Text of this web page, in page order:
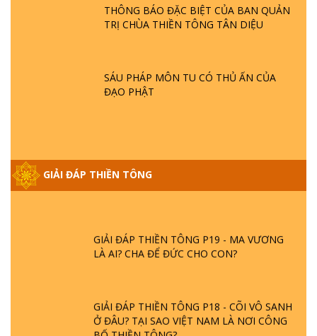
THÔNG BÁO ĐẶC BIỆT CỦA BAN QUẢN
TRỊ CHÙA THIỀN TÔNG TÂN DIỆU
SÁU PHÁP MÔN TU CÓ THỦ ẤN CỦA
ĐẠO PHẬT
GIẢI ĐÁP THIỀN TÔNG
GIẢI ĐÁP THIỀN TÔNG ĐẶC BIỆT P21 - TẠI
GIẢI ĐÁP VỀ LỄ TIỄN THIỀN TÔNG SƯ
GIẢI ĐÁP THIỀN TÔNG ĐẶC BIỆT PHẦN 20
- BÁC NGUYỄN NHÂN LÀ AI? PHIỀN NÃO
DO ĐÂU MÀ CÓ?
GIẢI ĐÁP THIỀN TÔNG P19 - MA VƯƠNG
LÀ AI? CHA ĐỂ ĐỨC CHO CON?
GIẢI ĐÁP THIỀN TÔNG P18 - CÕI VÔ SANH
Ở ĐÂU? TẠI SAO VIỆT NAM LÀ NƠI CÔNG
BỐ THIỀN TÔNG?